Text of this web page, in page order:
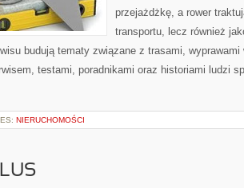
przejażdżkę, a rower
transportu, lecz również
budują tematy związane z trasami,
testami, poradnikami oraz historiami ludzi
NIERUCHOMOŚCI